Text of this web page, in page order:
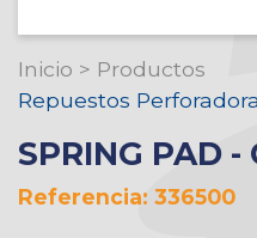
Inicio > Productos
Repuestos
SPRING PAD -
Referencia: 336500